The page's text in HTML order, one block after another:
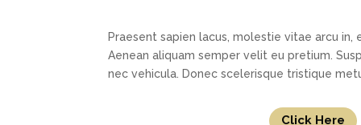
Praesent sapien lacus, molestie vitae arcu in,
Aenean aliquam semper velit eu pretium.
nec vehicula. Donec scelerisque tristique
Click Here